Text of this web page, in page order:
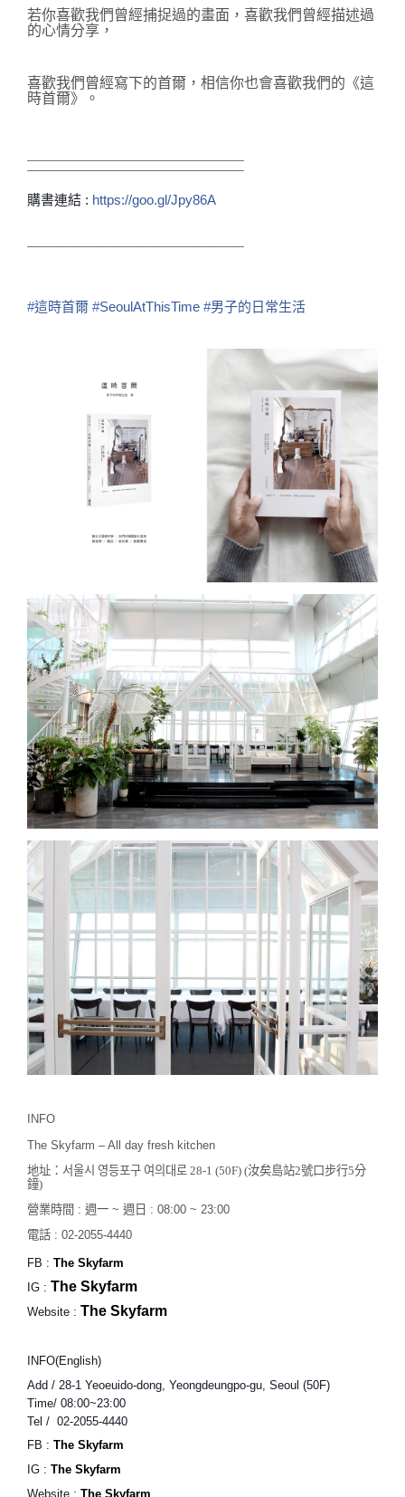
若你喜歡我們曾經捕捉過的畫面，喜歡我們曾經描述過
的心情分享，
喜歡我們曾經寫下的首爾，相信你也會喜歡我們的《這
時首爾》。
購書連結 : https://goo.gl/Jpy86A
#這時首爾 #SeoulAtThisTime #男子的日常生活
INFO
The Skyfarm – All day fresh kitchen
地址：서울시 영등포구 여의대로 28-1 (50F) (汝矣島站2號口步行5分
鐘)
營業時間 : 週一 ~ 週日 : 08:00 ~ 23:00
電話 : 02-2055-4440
FB : The Skyfarm
IG : The Skyfarm
Website : The Skyfarm
INFO(English)
Add / 28-1 Yeoeuido-dong, Yeongdeungpo-gu, Seoul (50F)
Time/ 08:00~23:00
Tel / 02-2055-4440
FB : The Skyfarm
IG : The Skyfarm
Website : The Skyfarm